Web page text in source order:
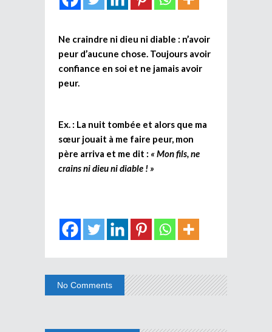
Ne craindre ni dieu ni diable : n’avoir
peur d’aucune chose. Toujours avoir
confiance en soi et ne jamais avoir
peur.
Ex. : La nuit tombée et alors que ma
sœur jouait à me faire peur, mon
père arriva et me dit : « Mon fils, ne
crains ni dieu ni diable ! »
No Comments